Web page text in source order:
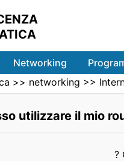
Networking
>> networking >>
utilizzare il mio
?